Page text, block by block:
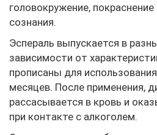
головокружение,
сознания.
Эспераль выпускается в
зависимости от
прописаны для
месяцев. После применения,
рассасывается в кровь и
при контакте с алкоголем.